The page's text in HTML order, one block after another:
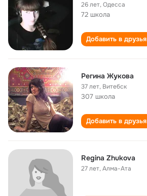
26 лет,Одесса
72 школа
Добавить в друзья
Регина Жукова
37 лет, Витебск
307 школа
Добавить в друзья
Regina Zhukova
27 лет,Алма-Ата